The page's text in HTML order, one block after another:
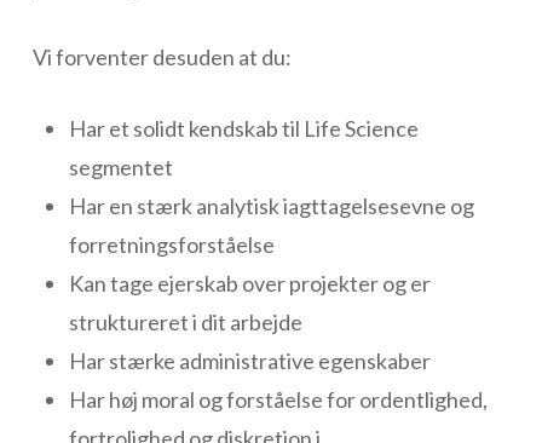
Vi forventer desuden at du:
Har et solidt kendskab til Life Science
segmentet
Har en stærk analytisk iagttagelsesevne og
forretningsforståelse
Kan tage ejerskab over projekter og er
struktureret i dit arbejde
Har stærke administrative egenskaber
Har høj moral og forståelse for ordentlighed,